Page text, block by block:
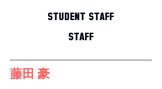
STUDENT STAFF
STAFF
藤田 豪